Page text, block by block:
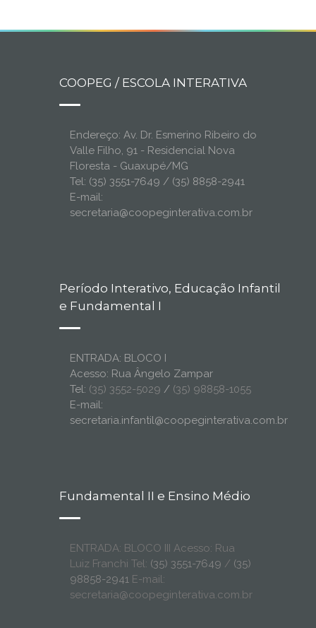
COOPEG / ESCOLA INTERATIVA
Endereço: Av. Dr. Esmerino Ribeiro do
Valle Filho, 91 - Residencial Nova
Floresta - Guaxupé/MG
Tel: (35) 3551-7649 / (35) 8858-2941
E-mail:
secretaria@coopeginterativa.com.br
Período Interativo, Educação Infantil
e Fundamental I
ENTRADA: BLOCO I
Acesso: Rua Ângelo Zampar
Tel: (35) 3552-5029 / (35) 98858-1055
E-mail:
secretaria.infantil@coopeginterativa.com.br
Fundamental II e Ensino Médio
ENTRADA: BLOCO III Acesso: Rua
Luiz Franchi Tel: (35) 3551-7649 / (35)
98858-2941 E-mail:
secretaria@coopeginterativa.com.br